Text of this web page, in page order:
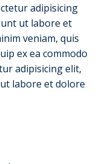
adipisicing
ut labore et
veniam, quis
ex ea commodo
adipisicing elit,
labore et dolore